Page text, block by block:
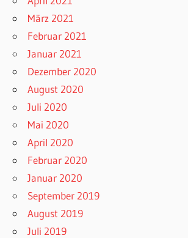
März 2021
Februar 2021
Januar 2021
Dezember 2020
August 2020
Juli 2020
Mai 2020
April 2020
Februar 2020
Januar 2020
September 2019
August 2019
Juli 2019